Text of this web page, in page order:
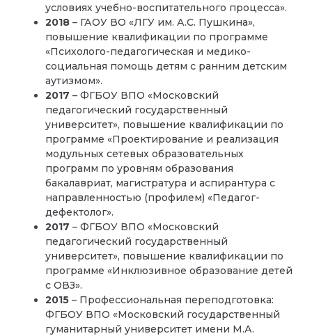
условиях учебно-воспитательного процесса».
2018 – ГАОУ ВО «ЛГУ им. А.С. Пушкина»,
повышение квалификации по программе
«Психолого-педагогическая и медико-
социальная помощь детям с ранним детским
аутизмом».
2017 – ФГБОУ ВПО «Московский
педагогический государственный
университет», повышение квалификации по
программе «Проектирование и реализация
модульных сетевых образовательных
программ по уровням образования
бакалавриат, магистратура и аспирантура с
направленностью (профилем) «Педагог-
дефектолог».
2017 – ФГБОУ ВПО «Московский
педагогический государственный
университет», повышение квалификации по
программе «Инклюзивное образование детей
с ОВЗ».
2015 – Профессиональная переподготовка:
ФГБОУ ВПО «Московский государственный
гуманитарный университет имени М.А.